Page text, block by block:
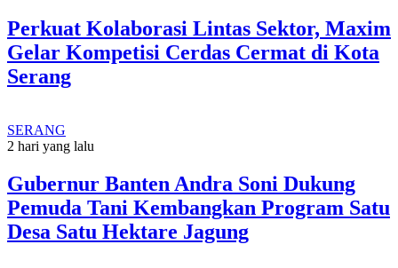
Perkuat Kolaborasi Lintas Sektor, Maxim
Gelar Kompetisi Cerdas Cermat di Kota
Serang
SERANG
2 hari yang lalu
Gubernur Banten Andra Soni Dukung
Pemuda Tani Kembangkan Program Satu
Desa Satu Hektare Jagung